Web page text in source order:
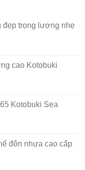
đẹp trọng lượng nhẹ
cao Kotobuki
Kotobuki Sea
đôn nhựa cao cấp